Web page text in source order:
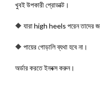
খুবই উপকারী প্রোডাক্ট।
🔶 যারা high heels পরেন তাদের
🔶 পায়ের গোড়ালি ব্যথা হবে না।
অর্ডার করতে ইনবক্স করুন।